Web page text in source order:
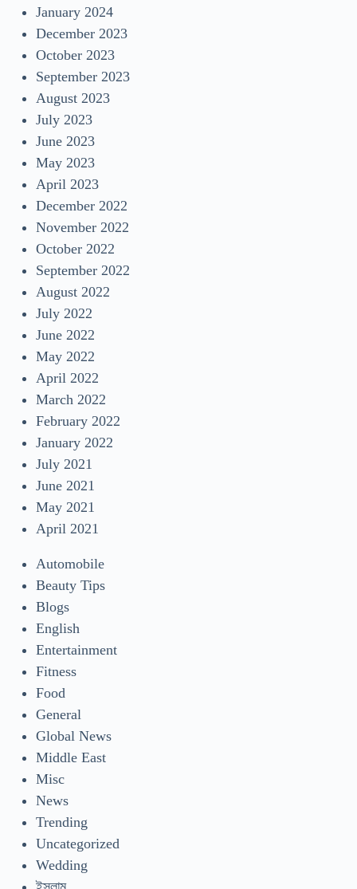
January 2024
December 2023
October 2023
September 2023
August 2023
July 2023
June 2023
May 2023
April 2023
December 2022
November 2022
October 2022
September 2022
August 2022
July 2022
June 2022
May 2022
April 2022
March 2022
February 2022
January 2022
July 2021
June 2021
May 2021
April 2021
Automobile
Beauty Tips
Blogs
English
Entertainment
Fitness
Food
General
Global News
Middle East
Misc
News
Trending
Uncategorized
Wedding